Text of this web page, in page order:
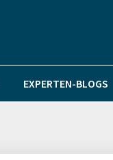
EXPERTEN-BLOGS